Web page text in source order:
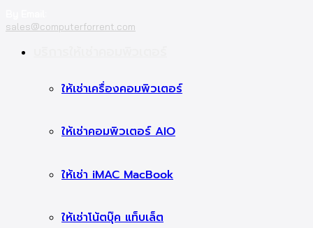
sales@computerforrent.com
ให้เช่าเครื่องคอมพิวเตอร์
ให้เช่าคอมพิวเตอร์ AIO
ให้เช่า iMAC MacBook
ให้เช่าโน้ตบุ๊ค แท็บเล็ต